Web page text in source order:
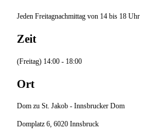
Jeden Freitagnachmittag von 14 bis 18 Uhr
Zeit
(Freitag) 14:00 - 18:00
Ort
Dom zu St. Jakob - Innsbrucker Dom
Domplatz 6, 6020 Innsbruck